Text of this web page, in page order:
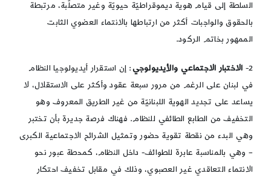
السلطة إلى قيام هوية ديموقراطيّة حيويّة وغير متصلّبة، مرتبطة
بالحقوق والواجبات أكثر من ارتباطها بالانتماء العضوي الثابت
الممهور بخاتم الركود.
2- الاختبار الاجتماعي والأيديولوجي: إن استقرار أيديولوجيا النظام
في لبنان على الرغم من مرور سبعة عقود وأكثر على الاستقلال، لا
يساعد على تجديد الهوية اللبنانيّة من غير الطريق المعروف وهو
التخفيف من الطابع الطائفي للنظام. فهناك فرصة جديرة بأن تختبر
وهي البدء من نقطة تقوية حضور وتمثيل الشرائح الاجتماعية الكبرى
– وهي بالمناسبة عابرة للطوائف- داخل النظام، كمحطة عبور نحو
الانتماء التعاقدي غير العصبوي، وذلك في مقابل تخفيف احتكار